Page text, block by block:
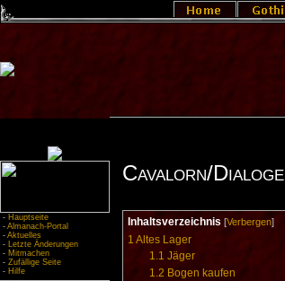
- Hauptseite
- Almanach-Portal
- Aktuelles
- Letzte Änderungen
- Mitmachen
- Zufällige Seite
- Hilfe
Cavalorn/Dialoge
Inhaltsverzeichnis [Verbergen]
1 Altes Lager
1.1 Jäger
1.2 Bogen kaufen